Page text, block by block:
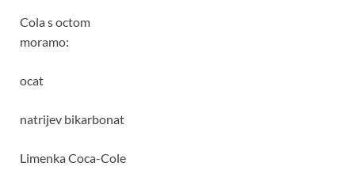
Cola s octom
moramo:
ocat
natrijev bikarbonat
Limenka Coca-Cole